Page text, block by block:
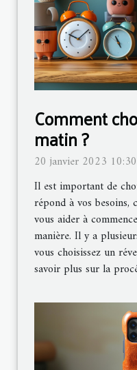
Comment
matin ?
20 janvier 2023 10:30
Il est important de
répond à vos
vous aider à
manière. Il y a
vous choisissez un
savoir plus sur la